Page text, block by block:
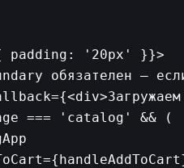
padding: '20px' }}>
обязателен —
=== 'catalog' && (